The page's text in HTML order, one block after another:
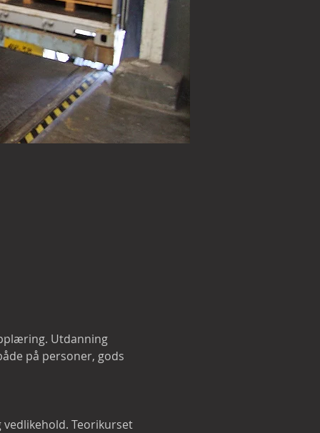
Utdanning
på personer, gods
Teorikurset